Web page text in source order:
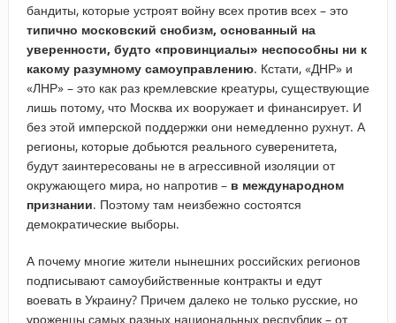
бандиты, которые устроят войну всех против всех – это
типично московский снобизм, основанный на
уверенности, будто «провинциалы» неспособны ни к
какому разумному самоуправлению. Кстати, «ДНР» и
«ЛНР» – это как раз кремлевские креатуры, существующие
лишь потому, что Москва их вооружает и финансирует. И
без этой имперской поддержки они немедленно рухнут. А
регионы, которые добьются реального суверенитета,
будут заинтересованы не в агрессивной изоляции от
окружающего мира, но напротив – в международном
признании. Поэтому там неизбежно состоятся
демократические выборы.
А почему многие жители нынешних российских регионов
подписывают самоубийственные контракты и едут
воевать в Украину? Причем далеко не только русские, но
уроженцы самых разных национальных республик – от